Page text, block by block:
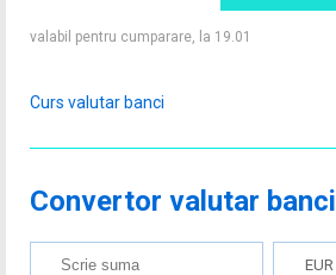
valabil pentru cumparare, la 19.01
Curs valutar banci
Convertor valutar banci
EUR